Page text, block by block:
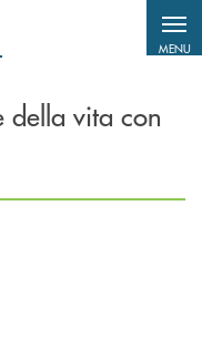
MENU
della vita con